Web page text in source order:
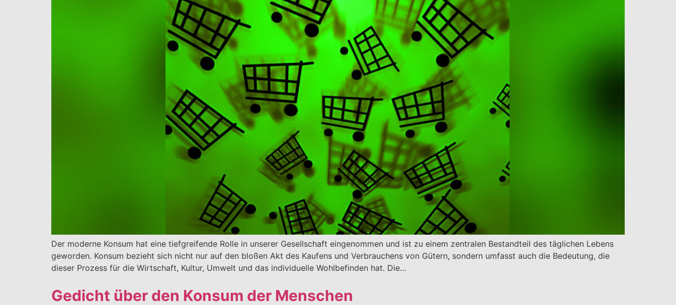
Der moderne Konsum hat eine tiefgreifende Rolle in unserer Gesellschaft eingenommen und ist zu einem zentralen Bestandteil des täglichen Lebens
geworden. Konsum bezieht sich nicht nur auf den bloßen Akt des Kaufens und Verbrauchens von Gütern, sondern umfasst auch die Bedeutung, die
dieser Prozess für die Wirtschaft, Kultur, Umwelt und das individuelle Wohlbefinden hat. Die…
Gedicht über den Konsum der Menschen